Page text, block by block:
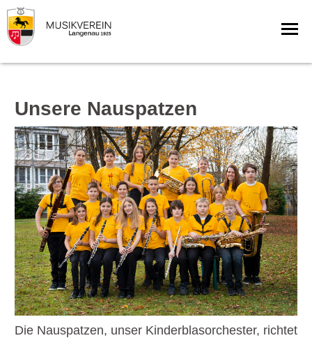
Unsere Nauspatzen
Die Nauspatzen, unser Kinderblasorchester, richtet